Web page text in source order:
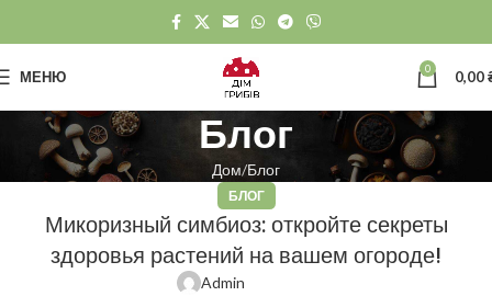
МЕНЮ 0 0,00
Блог
Дом Блог
БЛОГ
Микоризный симбиоз: откройте секреты
здоровья растений на вашем огороде!
Admin